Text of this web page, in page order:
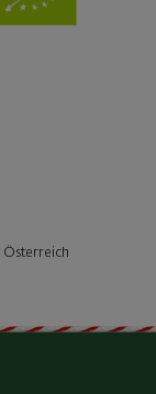
Österreich